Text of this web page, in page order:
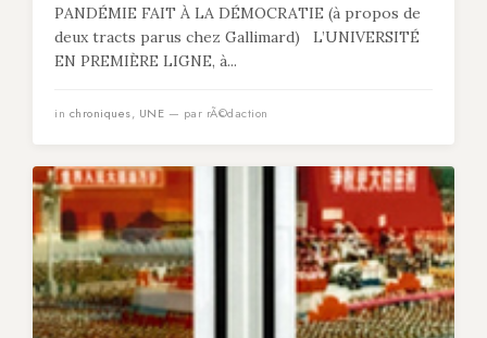
PANDÉMIE FAIT À LA DÉMOCRATIE (à propos de
deux tracts parus chez Gallimard) L’UNIVERSITÉ
EN PREMIÈRE LIGNE, à...
in chroniques, UNE — par rÃ©daction